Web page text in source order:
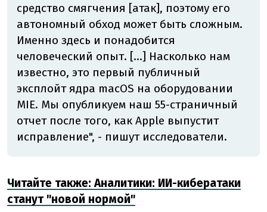
средство смягчения [атак], поэтому его
автономный обход может быть сложным.
Именно здесь и понадобится
человеческий опыт. [...] Насколько нам
известно, это первый публичный
эксплойт ядра macOS на оборудовании
MIE. Мы опубликуем наш 55-страничный
отчет после того, как Apple выпустит
исправление", - пишут исследователи.
Читайте также: Аналитики: ИИ-кибератаки
станут "новой нормой"